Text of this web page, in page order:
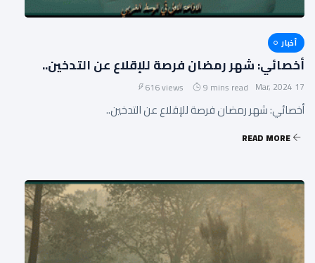
أخبار
أخصائي: شهر رمضان فرصة للإقلاع عن التدخين..
17 Mar, 2024
9 mins read
616 views
أخصائي: شهر رمضان فرصة للإقلاع عن التدخين..
READ MORE